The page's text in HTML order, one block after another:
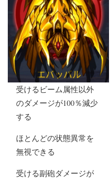
受けるビーム属性以外
のダメージが100％減少
する
ほとんどの状態異常を
無視できる
受ける副砲ダメージが